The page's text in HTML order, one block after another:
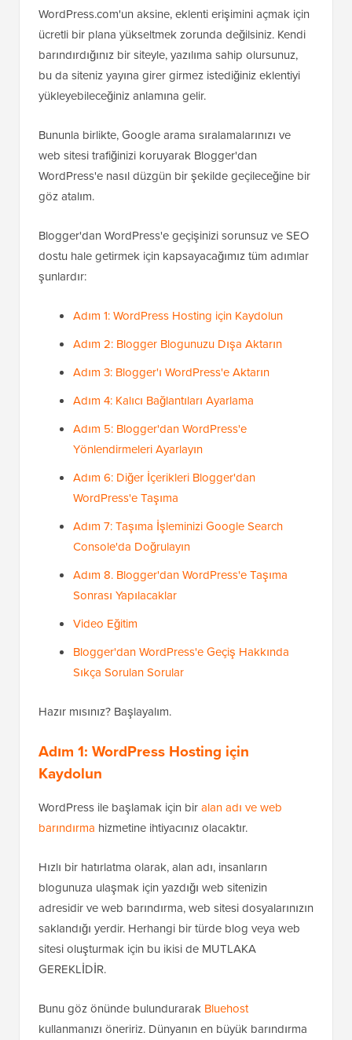
WordPress.com'un aksine, eklenti erişimini açmak için
ücretli bir plana yükseltmek zorunda değilsiniz. Kendi
barındırdığınız bir siteyle, yazılıma sahip olursunuz,
bu da siteniz yayına girer girmez istediğiniz eklentiyi
yükleyebileceğiniz anlamına gelir.
Bununla birlikte, Google arama sıralamalarınızı ve
web sitesi trafiğinizi koruyarak Blogger'dan
WordPress'e nasıl düzgün bir şekilde geçileceğine bir
göz atalım.
Blogger'dan WordPress'e geçişinizi sorunsuz ve SEO
dostu hale getirmek için kapsayacağımız tüm adımlar
şunlardır:
Adım 1: WordPress Hosting için Kaydolun
Adım 2: Blogger Blogunuzu Dışa Aktarın
Adım 3: Blogger'ı WordPress'e Aktarın
Adım 4: Kalıcı Bağlantıları Ayarlama
Adım 5: Blogger'dan WordPress'e
Yönlendirmeleri Ayarlayın
Adım 6: Diğer İçerikleri Blogger'dan
WordPress'e Taşıma
Adım 7: Taşıma İşleminizi Google Search
Console'da Doğrulayın
Adım 8. Blogger'dan WordPress'e Taşıma
Sonrası Yapılacaklar
Video Eğitim
Blogger'dan WordPress'e Geçiş Hakkında
Sıkça Sorulan Sorular
Hazır mısınız? Başlayalım.
Adım 1: WordPress Hosting için
Kaydolun
WordPress ile başlamak için biralan adı ve web
barındırma hizmetine ihtiyacınız olacaktır.
Hızlı bir hatırlatma olarak, alan adı, insanların
blogunuza ulaşmak için yazdığı web sitenizin
adresidir ve web barındırma, web sitesi dosyalarınızın
saklandığı yerdir. Herhangi bir türde blog veya web
sitesi oluşturmak için bu ikisi de MUTLAKA
GEREKLİDİR.
Bunu göz önünde bulundurarak Bluehost
kullanmanızı öneririz. Dünyanın en büyük barındırma